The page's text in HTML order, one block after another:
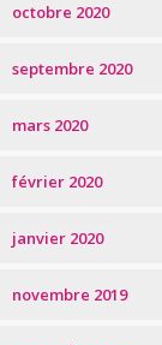
octobre 2020
septembre 2020
mars 2020
février 2020
janvier 2020
novembre 2019